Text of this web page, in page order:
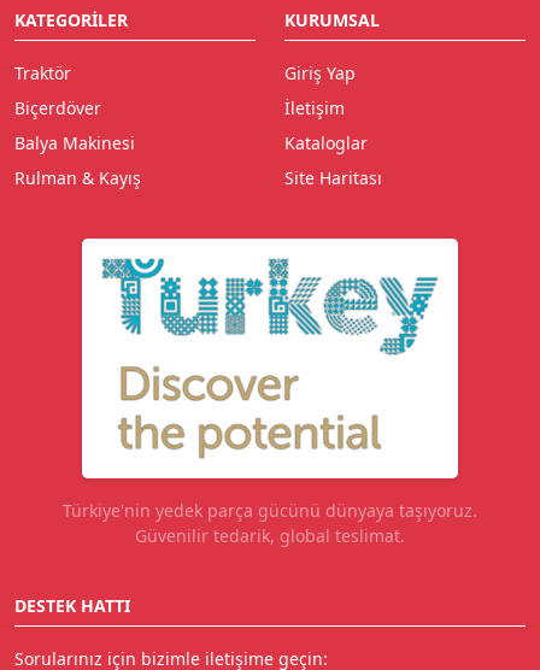
KATEGORILER
Traktör
Biçerdöver
Balya Makinesi
Rulman & Kayış
KURUMSAL
Giriş Yap
İletişim
Kataloglar
Site Haritası
Türkiye'nin yedek parça gücünü dünyaya taşıyoruz.
Güvenilir tedarik, global teslimat.
DESTEK HATTI
Sorularınız için bizimle iletişime geçin: